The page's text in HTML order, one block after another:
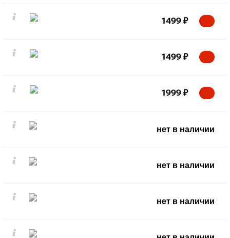
1499 ₽
1499 ₽
1999 ₽
нет в наличии
нет в наличии
нет в наличии